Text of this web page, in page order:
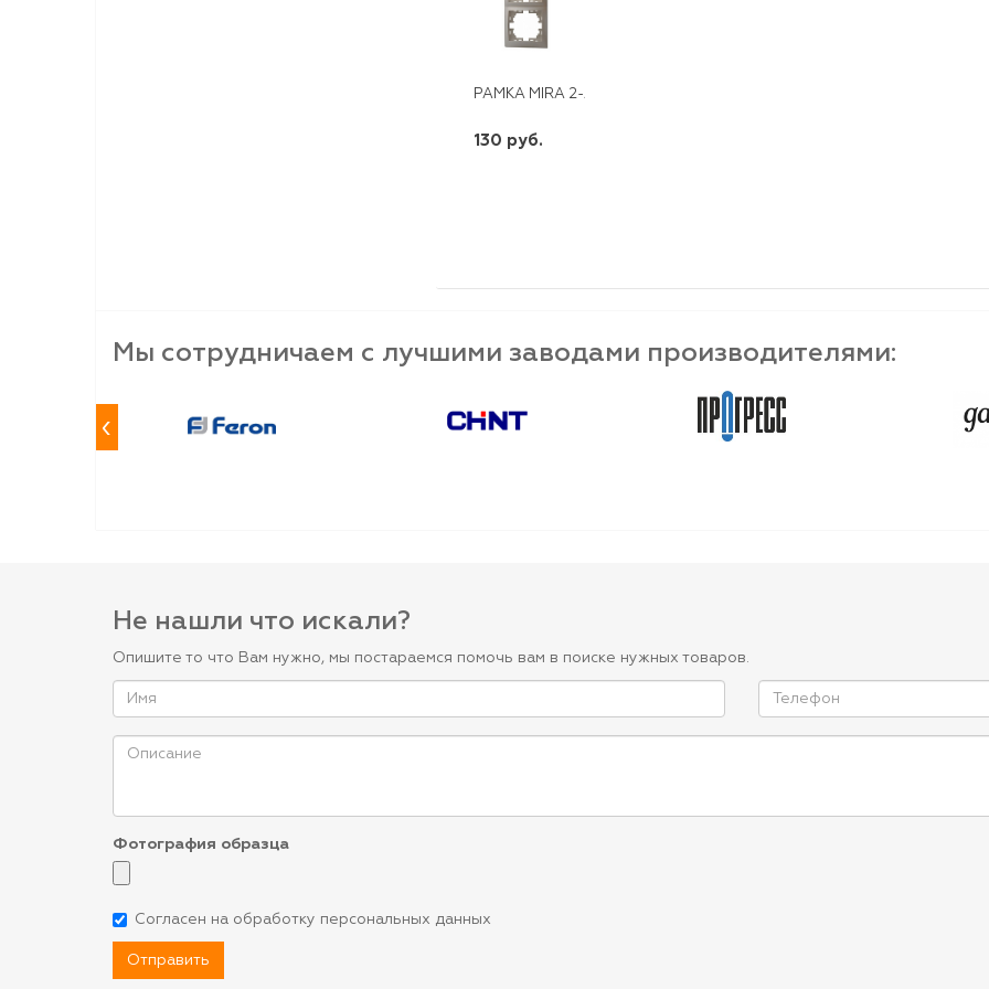
РАМКА MIRA 2-АЯ ВЕРТИКАЛЬНАЯ КРЕМОВАЯ
130 руб.
Мы сотрудничаем с лучшими заводами производителями:
‹
Не нашли что искали?
Опишите то что Вам нужно, мы постараемся помочь вам в поиске нужных товаров.
Фотография образца
Согласен на обработку персональных данных
Отправить